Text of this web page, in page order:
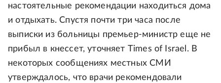
настоятельные рекомендации находиться дома
и отдыхать. Спустя почти три часа после
выписки из больницы премьер-министр еще не
прибыл в кнессет, уточняет Times of Israel. В
некоторых сообщениях местных СМИ
утверждалось, что врачи рекомендовали